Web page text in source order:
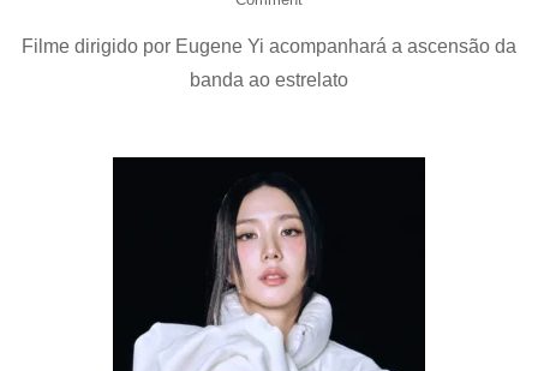
Back
recebe
novo
trailer
e
data
de
estreia
Filme dirigido por Eugene Yi acompanhará a ascensão da
banda ao estrelato